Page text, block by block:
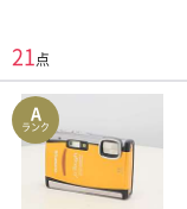
21点
A
ランク